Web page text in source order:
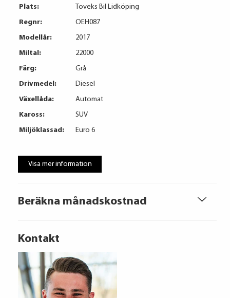
Beräkna månadskostnad
Plats:
Toveks Bil Lidköping
Regnr:
OEH087
Modellår:
2017
Miltal:
22000
Färg:
Grå
Drivmedel:
Diesel
Växellåda:
Automat
Kaross:
SUV
Miljöklassad:
Euro 6
Visa mer information
Kontakt